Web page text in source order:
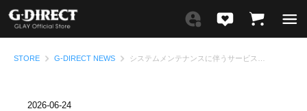
STORE G-DIRECT NEWS
2026-06-24